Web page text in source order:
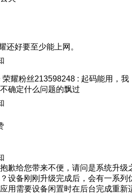
还好要至少能上网。
荣耀粉丝213598248 : 起码能用，我
确定什么问题的飘过
歉给您带来不便，请问是系统升级
设备刚刚升级完成后，会有一系列
用需要设备闲置时在后台完成重新